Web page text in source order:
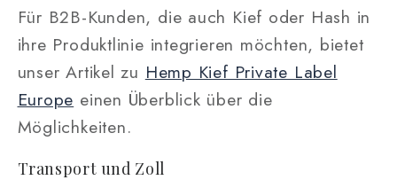
Für B2B-Kunden, die auch Kief oder Hash in
ihre Produktlinie integrieren möchten, bietet
unser Artikel zu Hemp Kief Private Label
Europe einen Überblick über die
Möglichkeiten.
Transport und Zoll